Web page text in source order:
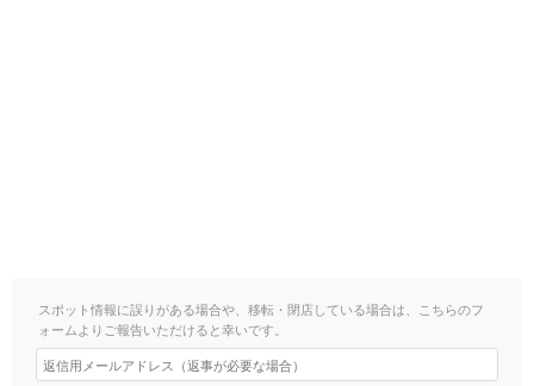
スポット情報に誤りがある場合や、移転・閉店している場合は、こちらのフ
ォームよりご報告いただけると幸いです。